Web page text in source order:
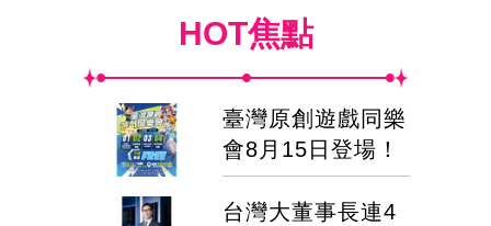
HOT焦點
臺灣原創遊戲同樂
會8月15日登場！
台灣大董事長連4